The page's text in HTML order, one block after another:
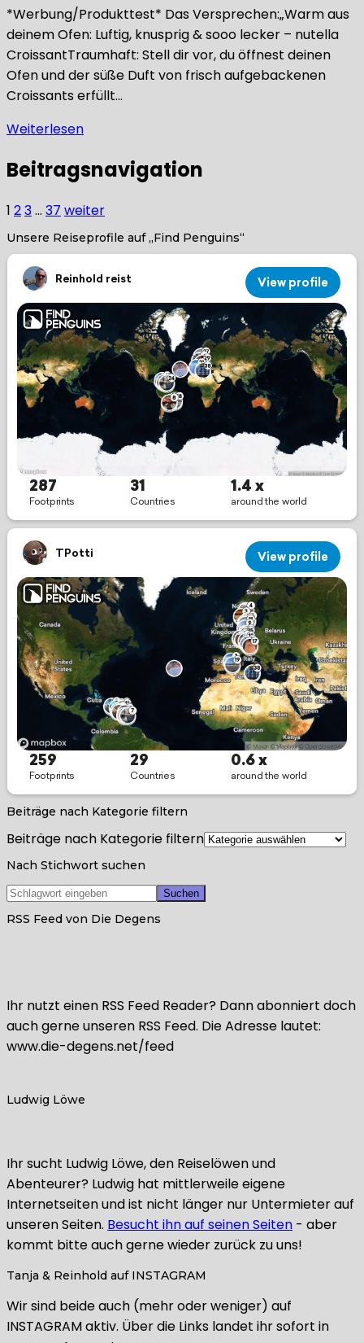
*Werbung/Produkttest* Das Versprechen:„Warm aus
deinem Ofen: Luftig, knusprig & sooo lecker – nutella
CroissantTraumhaft: Stell dir vor, du öffnest deinen
Ofen und der süße Duft von frisch aufgebackenen
Croissants erfüllt…
Weiterlesen
Beitragsnavigation
1 23… 37 weiter
Unsere Reiseprofile auf „Find Penguins“
Beiträge nach Kategorie filtern
Beiträge nach Kategorie filtern
Nach Stichwort suchen
RSS Feed von Die Degens
Ihr nutzt einen RSS Feed Reader? Dann abonniert doch
auch gerne unseren RSS Feed. Die Adresse lautet:
www.die-degens.net/feed
Ludwig Löwe
Ihr sucht Ludwig Löwe, den Reiselöwen und
Abenteurer? Ludwig hat mittlerweile eigene
Internetseiten und ist nicht länger nur Untermieter auf
unseren Seiten. Besucht ihn auf seinen Seiten - aber
kommt bitte auch gerne wieder zurück zu uns!
Tanja & Reinhold auf INSTAGRAM
Wir sind beide auch (mehr oder weniger) auf
INSTAGRAM aktiv. Über die Links landet ihr sofort in